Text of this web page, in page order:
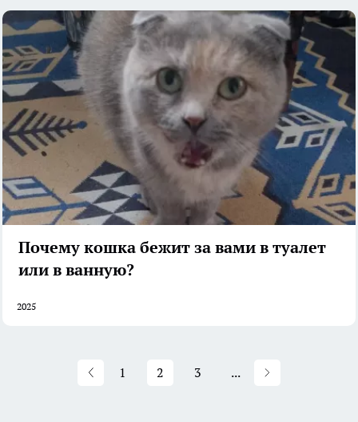
Почему кошка бежит за вами в туалет
или в ванную?
2025
1 2 3 ...